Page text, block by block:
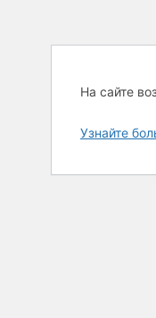
На сайте
Узнайте